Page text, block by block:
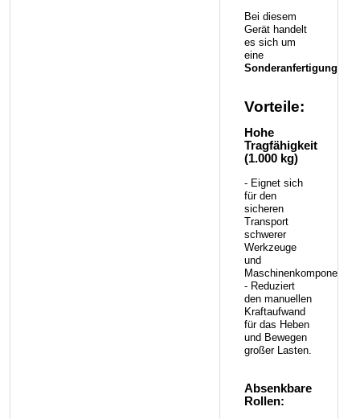
Bei diesem
Gerät handelt
es sich um
eine
Sonderanfertigung
Vorteile:
Hohe
Tragfähigkeit
(1.000 kg)
- Eignet sich
für den
sicheren
Transport
schwerer
Werkzeuge
und
Maschinenkomponenten.
- Reduziert
den manuellen
Kraftaufwand
für das Heben
und Bewegen
großer Lasten.
Absenkbare
Rollen: